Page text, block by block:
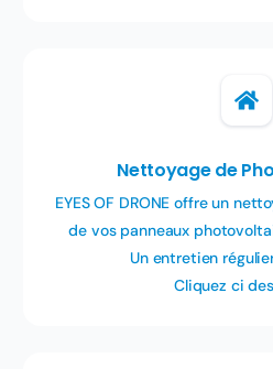
Nettoyage de
EYES OF DRONE offre un
de vos panneaux
Un entretien
Cliquez ci